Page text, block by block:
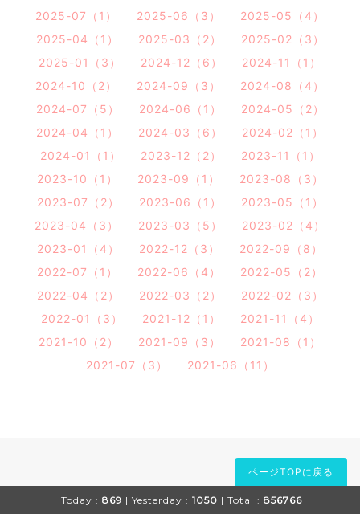
2025-07（1）
2025-06（3）
2025-05（4）
2025-04（1）
2025-03（2）
2025-02（3）
2025-01（3）
2024-12（6）
2024-11（1）
2024-10（2）
2024-09（3）
2024-08（4）
2024-07（5）
2024-06（1）
2024-05（2）
2024-04（1）
2024-03（6）
2024-02（1）
2024-01（1）
2023-12（2）
2023-11（1）
2023-10（1）
2023-09（1）
2023-08（3）
2023-07（2）
2023-06（1）
2023-05（1）
2023-04（3）
2023-03（5）
2023-02（4）
2023-01（4）
2022-12（3）
2022-09（8）
2022-07（1）
2022-06（4）
2022-05（2）
2022-04（2）
2022-03（2）
2022-02（3）
2022-01（3）
2021-12（1）
2021-11（4）
2021-10（2）
2021-09（3）
2021-08（1）
2021-07（3）
2021-06（11）
ページTOPに戻る
Today : 869 | Yesterday : 1050 | Total : 856766